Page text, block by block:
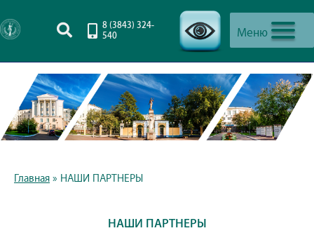
Меню
8 (3843) 324-
540
Главная » НАШИ ПАРТНЕРЫ
НАШИ ПАРТНЕРЫ